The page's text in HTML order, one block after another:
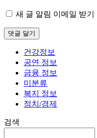
새 글 알림 이메일 받기
건강정보
공연 정보
금융 정보
미분류
복지 정보
정치/경제
검색